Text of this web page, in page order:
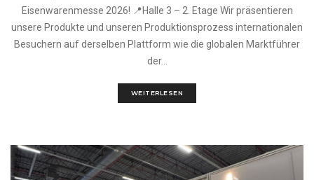
Eisenwarenmesse 2026! 📍Halle 3 – 2. Etage Wir präsentieren
unsere Produkte und unseren Produktionsprozess internationalen
Besuchern auf derselben Plattform wie die globalen Marktführer
der...
WEITERLESEN